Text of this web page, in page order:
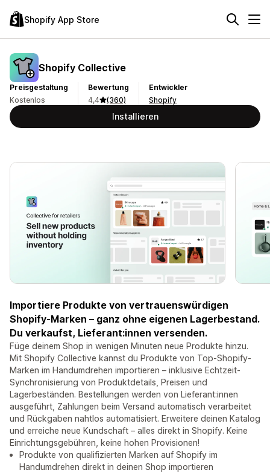
Shopify App Store
Shopify Collective
Preisgestaltung
Kostenlos
Bewertung
4,4
(360)
Entwickler
Shopify
Installieren
Importiere Produkte von vertrauenswürdigen
Shopify-Marken – ganz ohne eigenen Lagerbestand.
Du verkaufst, Lieferant:innen versenden.
Füge deinem Shop in wenigen Minuten neue Produkte hinzu.
Mit Shopify Collective kannst du Produkte von Top-Shopify-
Marken im Handumdrehen importieren – inklusive Echtzeit-
Synchronisierung von Produktdetails, Preisen und
Lagerbeständen. Bestellungen werden von Lieferant:innen
ausgeführt, Zahlungen beim Versand automatisch verarbeitet
und Rückgaben nahtlos automatisiert. Erweitere deinen Katalog
und erreiche neue Kundschaft – alles direkt in Shopify. Keine
Einrichtungsgebühren, keine hohen Provisionen!
Produkte von qualifizierten Marken auf Shopify im
Handumdrehen direkt in deinen Shop importieren